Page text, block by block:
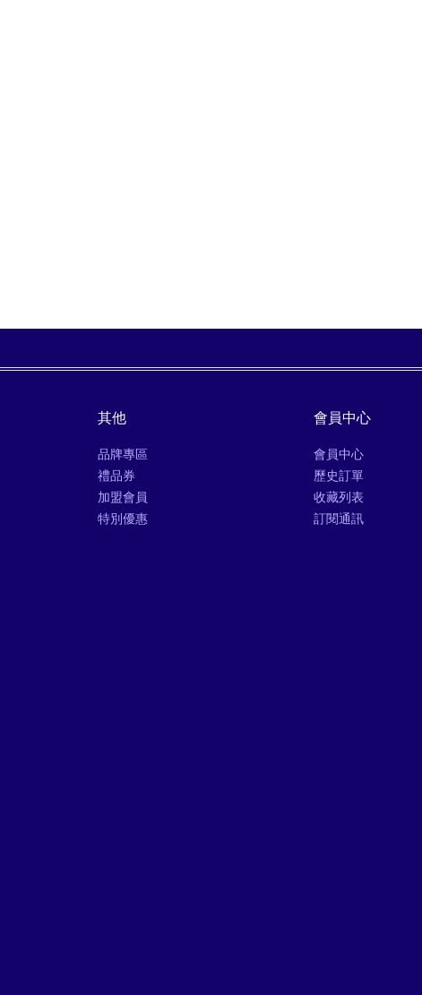
其他
品牌專區
禮品券
加盟會員
特別優惠
會員中心
會員中心
歷史訂單
收藏列表
訂閱通訊